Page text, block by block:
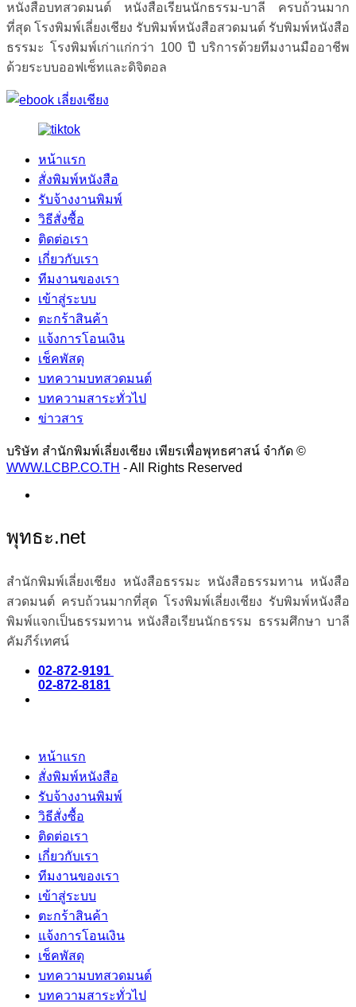
หนังสือบทสวดมนต์ หนังสือเรียนนักธรรม-บาลี ครบถ้วนมาก
ที่สุด โรงพิมพ์เลี่ยงเชียง รับพิมพ์หนังสือสวดมนต์ รับพิมพ์หนังสือ
ธรรมะ โรงพิมพ์เก่าแก่กว่า 100 ปี บริการด้วยทีมงานมืออาชีพ
ด้วยระบบออฟเซ็ทและดิจิตอล
หน้าแรก
สั่งพิมพ์หนังสือ
รับจ้างงานพิมพ์
วิธีสั่งซื้อ
ติดต่อเรา
เกี่ยวกับเรา
ทีมงานของเรา
เข้าสู่ระบบ
ตะกร้าสินค้า
แจ้งการโอนเงิน
เช็คพัสดุ
บทความบทสวดมนต์
บทความสาระทั่วไป
ข่าวสาร
บริษัท สำนักพิมพ์เลี่ยงเชียง เพียรเพื่อพุทธศาสน์ จำกัด ©
WWW.LCBP.CO.TH - All Rights Reserved
พุทธะ.net
สำนักพิมพ์เลี่ยงเชียง หนังสือธรรมะ หนังสือธรรมทาน หนังสือ
สวดมนต์ ครบถ้วนมากที่สุด โรงพิมพ์เลี่ยงเชียง รับพิมพ์หนังสือ
พิมพ์แจกเป็นธรรมทาน หนังสือเรียนนักธรรม ธรรมศึกษา บาลี
คัมภีร์เทศน์
02-872-9191
02-872-8181
หน้าแรก
สั่งพิมพ์หนังสือ
รับจ้างงานพิมพ์
วิธีสั่งซื้อ
ติดต่อเรา
เกี่ยวกับเรา
ทีมงานของเรา
เข้าสู่ระบบ
ตะกร้าสินค้า
แจ้งการโอนเงิน
เช็คพัสดุ
บทความบทสวดมนต์
บทความสาระทั่วไป